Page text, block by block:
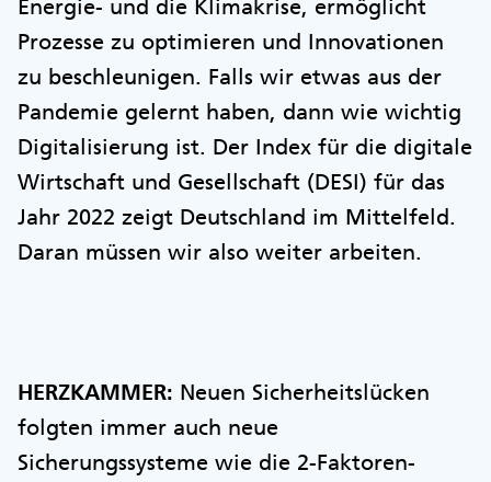
Energie- und die Klimakrise, ermöglicht
Prozesse zu optimieren und Innovationen
zu beschleunigen. Falls wir etwas aus der
Pandemie gelernt haben, dann wie wichtig
Digitalisierung ist. Der Index für die digitale
Wirtschaft und Gesellschaft (DESI) für das
Jahr 2022 zeigt Deutschland im Mittelfeld.
Daran müssen wir also weiter arbeiten.
HERZKAMMER: Neuen Sicherheitslücken
folgten immer auch neue
Sicherungssysteme wie die 2-Faktoren-